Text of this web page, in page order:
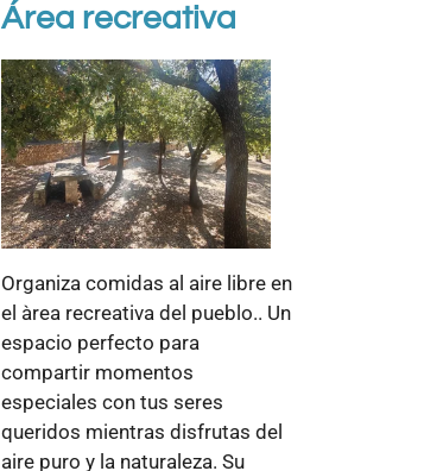
Área recreativa
Organiza comidas al aire libre en
el àrea recreativa del pueblo.. Un
espacio perfecto para
compartir momentos
especiales con tus seres
queridos mientras disfrutas del
aire puro y la naturaleza. Su